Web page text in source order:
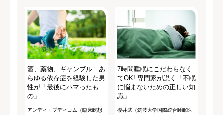
酒、薬物、ギャンブル…あ
らゆる依存症を経験した男
性が「最後にハマったも
の」
アンディ・プディコム（臨床瞑想
7時間睡眠にこだわらなく
てOK! 専門家が説く「不眠
に悩まないための正しい知
識」
櫻井武（筑波大学国際統合睡眠医